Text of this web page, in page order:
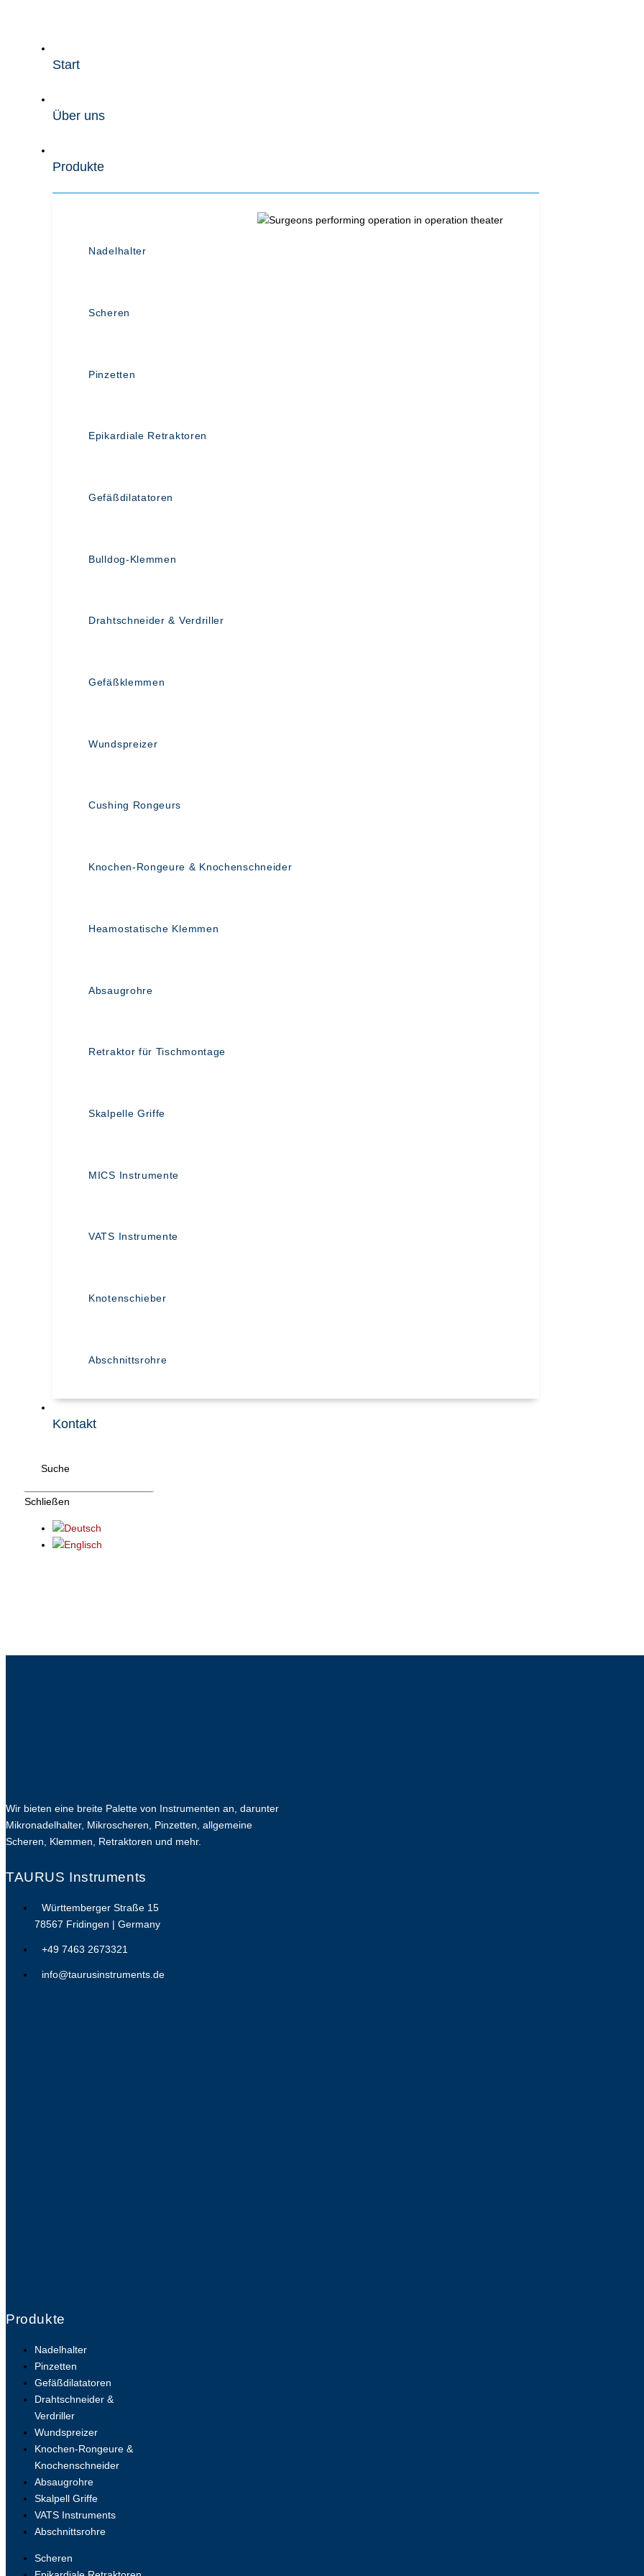
wechseln
Start
Über uns
Produkte
Nadelhalter
Scheren
Pinzetten
Epikardiale Retraktoren
Gefäßdilatatoren
Bulldog-Klemmen
Drahtschneider & Verdriller
Gefäßklemmen
Wundspreizer
Cushing Rongeurs
Knochen-Rongeure & Knochenschneider
Heamostatische Klemmen
Absaugrohre
Retraktor für Tischmontage
Skalpelle Griffe
MICS Instrumente
VATS Instrumente
Knotenschieber
Abschnittsrohre
Kontakt
Suche
Schließen
Wir bieten eine breite Palette von Instrumenten an, darunter
Mikronadelhalter, Mikroscheren, Pinzetten, allgemeine
Scheren, Klemmen, Retraktoren und mehr.
TAURUS Instruments
Württemberger Straße 15
78567 Fridingen | Germany
+49 7463 2673321
info@taurusinstruments.de
Produkte
Nadelhalter
Pinzetten
Gefäßdilatatoren
Drahtschneider &
Verdriller
Wundspreizer
Knochen-Rongeure &
Knochenschneider
Absaugrohre
Skalpell Griffe
VATS Instruments
Abschnittsrohre
Scheren